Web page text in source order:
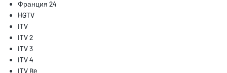
Франция 24
HGTV
ITV
ITV 2
ITV 3
ITV 4
ITV Be